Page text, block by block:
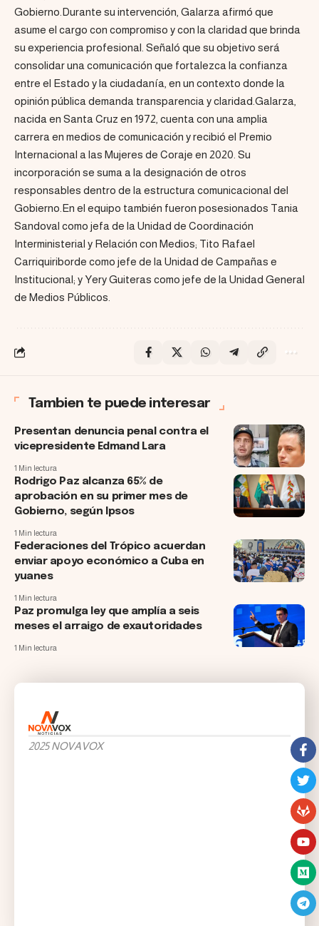
Gobierno.Durante su intervención, Galarza afirmó que
asume el cargo con compromiso y con la claridad que brinda
su experiencia profesional. Señaló que su objetivo será
consolidar una comunicación que fortalezca la confianza
entre el Estado y la ciudadanía, en un contexto donde la
opinión pública demanda transparencia y claridad.Galarza,
nacida en Santa Cruz en 1972, cuenta con una amplia
carrera en medios de comunicación y recibió el Premio
Internacional a las Mujeres de Coraje en 2020. Su
incorporación se suma a la designación de otros
responsables dentro de la estructura comunicacional del
Gobierno.En el equipo también fueron posesionados Tania
Sandoval como jefa de la Unidad de Coordinación
Interministerial y Relación con Medios; Tito Rafael
Carriquiriborde como jefe de la Unidad de Campañas e
Institucional; y Yery Guiteras como jefe de la Unidad General
de Medios Públicos.
Tambien te puede interesar
Presentan denuncia penal contra el
vicepresidente Edmand Lara
1 Min lectura
Rodrigo Paz alcanza 65% de
aprobación en su primer mes de
Gobierno, según Ipsos
1 Min lectura
Federaciones del Trópico acuerdan
enviar apoyo económico a Cuba en
yuanes
1 Min lectura
Paz promulga ley que amplía a seis
meses el arraigo de exautoridades
1 Min lectura
2025 NOVAVOX